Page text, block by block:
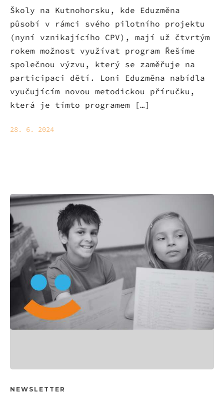
Školy na Kutnohorsku, kde Eduzměna
působí v rámci svého pilotního projektu
(nyní vznikajícího CPV), mají už čtvrtým
rokem možnost využívat program Řešíme
společnou výzvu, který se zaměřuje na
participaci dětí. Loni Eduzměna nabídla
vyučujícím novou metodickou příručku,
která je tímto programem […]
28. 6. 2024
NEWSLETTER